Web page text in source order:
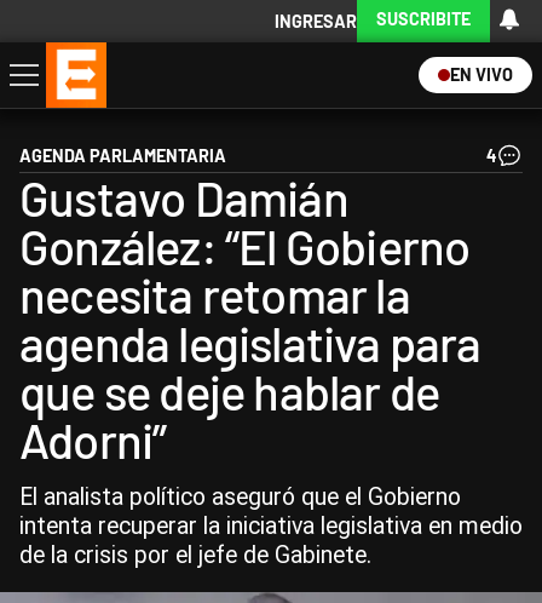
INGRESAR SUSCRIBITE
EN VIVO
Economía
Política
Internacional
Actualidad
Descargá la App
AGENDA PARLAMENTARIA 4
Gustavo Damián
González: “El Gobierno
necesita retomar la
agenda legislativa para
que se deje hablar de
Adorni”
El analista político aseguró que el Gobierno
intenta recuperar la iniciativa legislativa en medio
de la crisis por el jefe de Gabinete.